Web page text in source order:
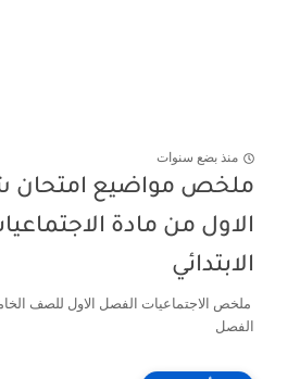
منذ بضع سنوات
ملخص مواضيع امتحان
الاول من مادة
الابتدائي
ملخص الاجتماعيات الفصل الاول للصف
الفصل